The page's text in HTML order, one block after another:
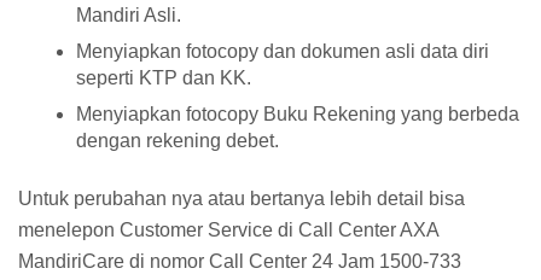
Mandiri Asli.
Menyiapkan fotocopy dan dokumen asli data diri
seperti KTP dan KK.
Menyiapkan fotocopy Buku Rekening yang berbeda
dengan rekening debet.
Untuk perubahan nya atau bertanya lebih detail bisa
menelepon Customer Service di Call Center AXA
MandiriCare di nomor Call Center 24 Jam 1500-733